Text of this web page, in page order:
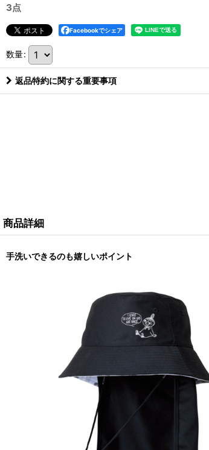
3点
Facebookでシェア
数量:
返品特約に関する重要事項
商品詳細
手洗いできるのも嬉しいポイント